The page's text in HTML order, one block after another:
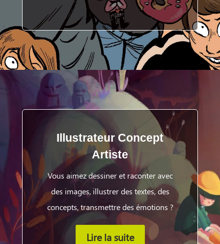
Illustrateur Concept
Artiste
Vous aimez dessiner et raconter avec
des images, illustrer des textes, des
concepts, transmettre des émotions ?
Lire la suite